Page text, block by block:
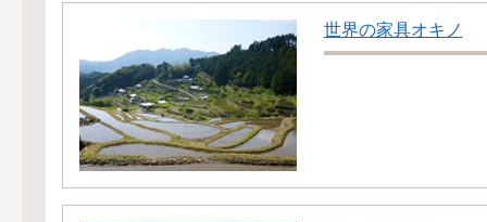
世界の家具オキノ